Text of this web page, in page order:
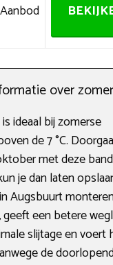
Aanbod
over
ideaal bij zomerse
de 7 °C.
met deze
je dan laten
Augsbuurt
een betere
slijtage en voert
de